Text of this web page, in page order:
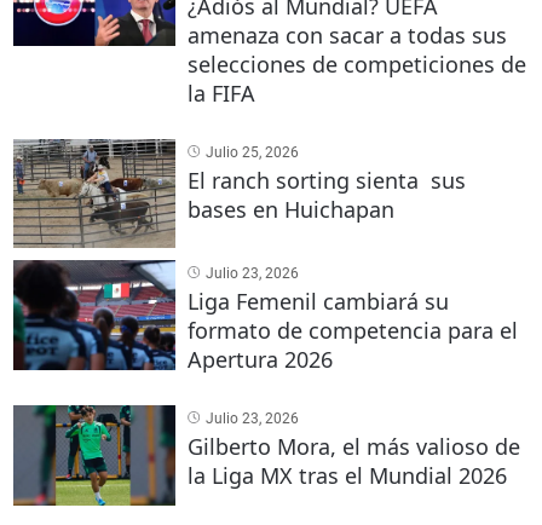
¿Adiós al Mundial? UEFA
amenaza con sacar a todas sus
selecciones de competiciones de
la FIFA
Julio 25, 2026
El ranch sorting sienta sus
bases en Huichapan
Julio 23, 2026
Liga Femenil cambiará su
formato de competencia para el
Apertura 2026
Julio 23, 2026
Gilberto Mora, el más valioso de
la Liga MX tras el Mundial 2026